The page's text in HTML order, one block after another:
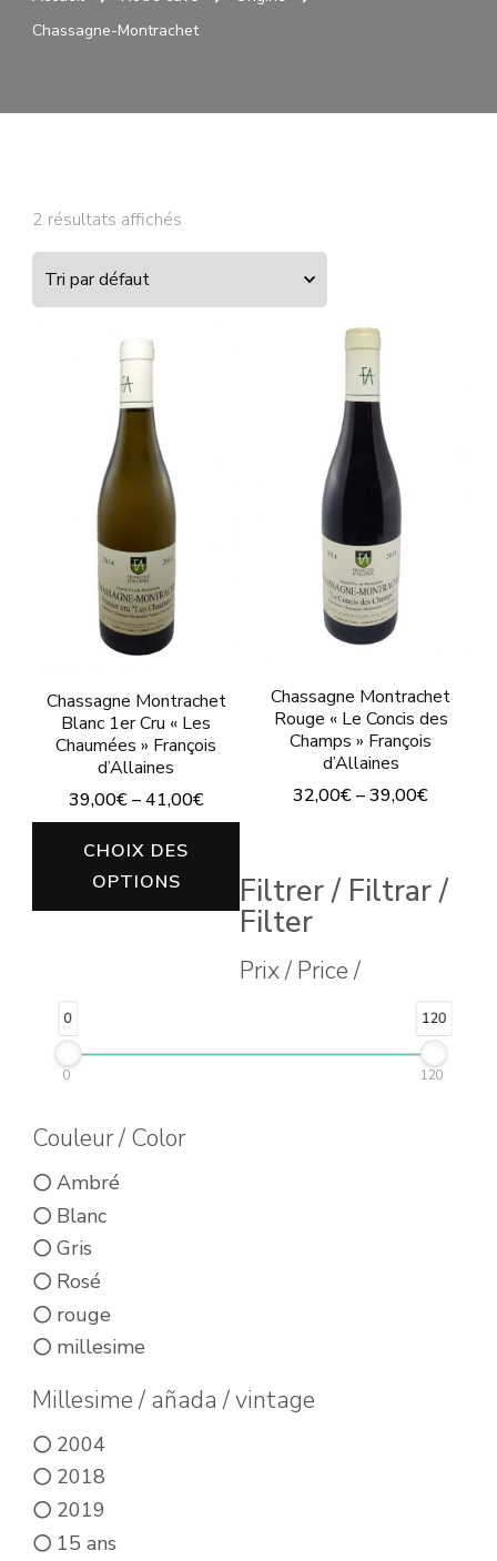
Chassagne-Montrachet
2 résultats affichés
Chassagne Montrachet
Blanc 1er Cru « Les
Chaumées » François
d’Allaines
39,00€–41,00€
CHOIX DES
OPTIONS
produit
a
variations.
Chassagne Montrachet
Rouge « Le Concis des
Champs » François
d’Allaines
32,00€–39,00€
a
variations.
options
peuvent
Filtrer / Filtrar /
Filter
Prix / Price /
0 120
0 120
Couleur / Color
Ambré
Blanc
Gris
Rosé
rouge
millesime
Millesime / añada / vintage
2004
2018
2019
15 ans